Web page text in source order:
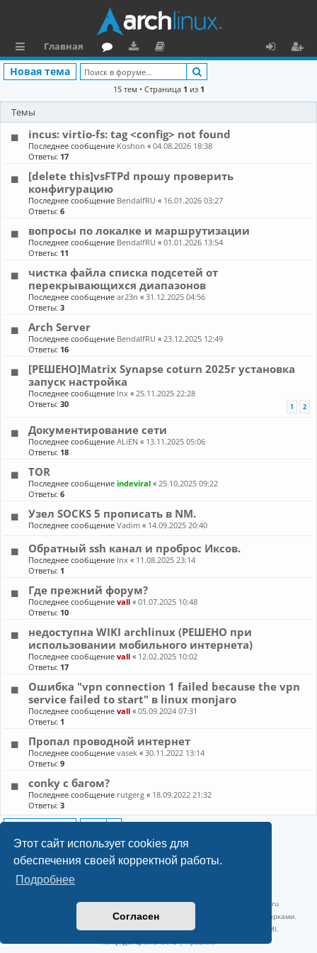
Этот сайт использует cookies для
обеспечения своей корректной работы.
Подробнее
Согласен
с
л
к
Главная
о
аг
ру
и
о
ку
е
н
та
ц
я
Новая тема
15 тем • Страница 1 из 1
Темы
incus: virtio-fs: tag <config> not found
Последнее сообщение Koshon «04.08.2026 18:38
Ответы: 17
[delete this]vsFTPd прошу проверить
конфигурацию
Последнее сообщение BendalfRU « 16.01.2026 03:27
Ответы:6
вопросы по локалке и маршрутизации
Последнее сообщение BendalfRU «01.01.2026 13:54
Ответы: 11
чистка файла списка подсетей от
перекрывающихся диапазонов
Последнее сообщениеar23n «31.12.2025 04:56
Ответы:3
Arch Server
Последнее сообщение BendalfRU «23.12.2025 12:49
Ответы: 16
[РЕШЕНО]Matrix Synapse coturn 2025г установка
запуск настройка
Последнее сообщение lnx «25.11.2025 22:28
Ответы:30 1 2
Документирование сети
Последнее сообщениеALiEN « 13.11.2025 05:06
Ответы: 18
TOR
Последнее сообщениеindeviral «25.10.2025 09:22
Ответы:6
Узел SOCKS 5 прописать в NM.
Последнее сообщениеVadim « 14.09.2025 20:40
Обратный ssh канал и проброс Иксов.
Последнее сообщение lnx « 11.08.2025 23:14
Ответы: 1
Где прежний форум?
Последнее сообщениеvall «01.07.2025 10:48
Ответы: 10
недоступна WIKI archlinux (РЕШЕНО при
использовании мобильного интернета)
Последнее сообщениеvall « 12.02.2025 10:02
Ответы: 17
Ошибка "vpn connection 1 failed because the vpn
service failed to start" в linux monjaro
Последнее сообщениеvall «05.09.2024 07:31
Ответы: 1
Пропал проводной интернет
Последнее сообщениеvasek «30.11.2022 13:14
Ответы:9
conky с багом?
Последнее сообщение rutgerg « 18.09.2022 21:32
Ответы:3
Новая тема
15 тем • Страница1из
Linux 6.18.40-1-lts x86_64 GNU/Linux 2026-07-26 08:48:12 |
vps reg.ru
Название и логотип Arch Linux ™ являются признанными торговыми марками.
Linux ® — зарегистрированная торговая марка Linus Torvalds и LMI.
Конфиденциальность|Правила